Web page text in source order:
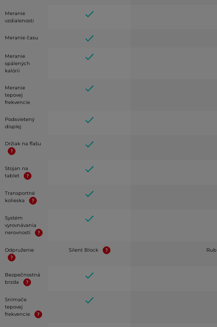
Meranie
vzdialenosti
Meranie času
Meranie
spálených
kalórií
Meranie
tepovej
frekvencie
Podsvietený
displej
Držiak na fľašu
Stojan na
tablet
Transportné
kolieska
Systém
vyrovnávania
nerovností
Odpruženie Silent Block
Bezpečnostná
brzda
Snímače
tepovej
frekvencie